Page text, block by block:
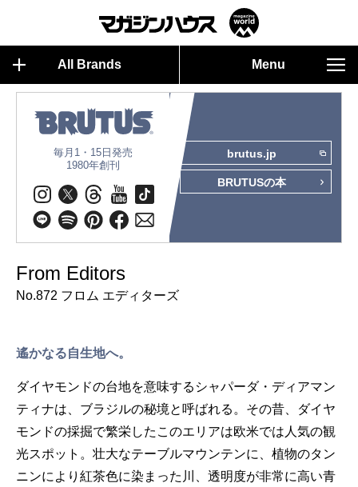
All Brands Menu
毎月1・15日発売
1980年創刊
brutus.jp
BRUTUSの本
From Editors
No.872 フロム エディターズ
遙かなる自生地へ。
ダイヤモンドの台地を意味するシャパーダ・ディアマン
ティナは、ブラジルの秘境と呼ばれる。その昔、ダイヤ
モンドの採掘で繁栄したこのエリアは欧米では人気の観
光スポット。壮大なテーブルマウンテンに、植物のタン
ニンにより紅茶色に染まった川、透明度が非常に高い青